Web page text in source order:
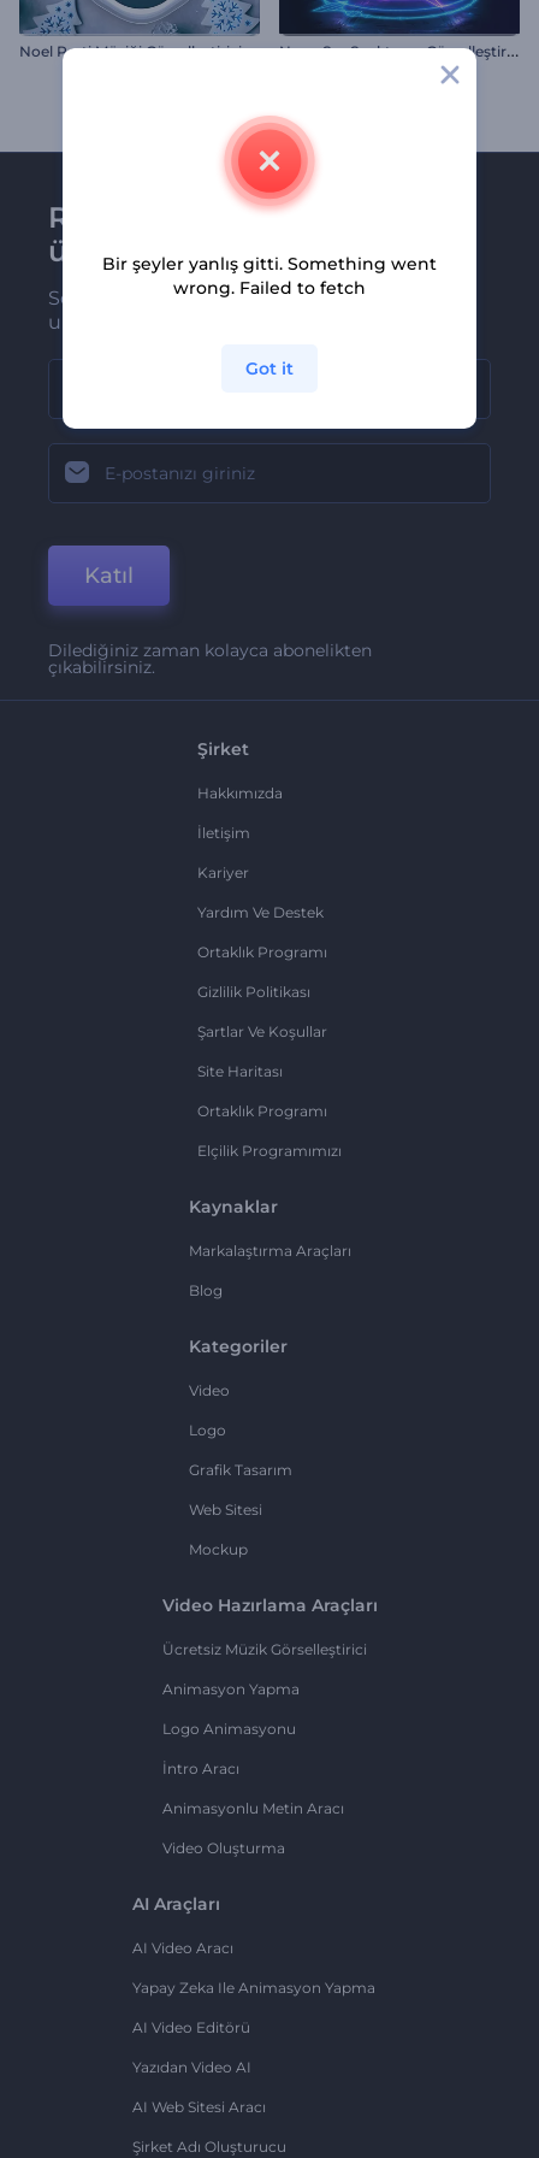
Noel Parti Müziği Görselleştirici N
eon Ses Spektrum Görselleştirici
Renderforest bültenine
üye olun
Son haber ve tekliflerimiz ilk olarak size
ulaşsın
Katıl
Dilediğiniz zaman kolayca abonelikten
çıkabilirsiniz.
Şirket
Hakkımızda
İletişim
Kariyer
Yardım Ve Destek
Ortaklık Programı
Gizlilik Politikası
Şartlar Ve Koşullar
Site Haritası
Ortaklık Programı
Elçilik Programımızı
Kaynaklar
Markalaştırma Araçları
Blog
Kategoriler
Video
Logo
Grafik Tasarım
Web Sitesi
Mockup
Video Hazırlama Araçları
Ücretsiz Müzik Görselleştirici
Animasyon Yapma
Logo Animasyonu
İntro Aracı
Animasyonlu Metin Aracı
Video Oluşturma
AI Araçları
AI Video Aracı
Yapay Zeka Ile Animasyon Yapma
AI Video Editörü
Yazıdan Video AI
AI Web Sitesi Aracı
Şirket Adı Oluşturucu
Bir şeyler yanlış gitti. Something went
wrong. Failed to fetch
Got it